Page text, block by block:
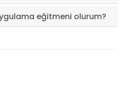
eğitmeni olurum?